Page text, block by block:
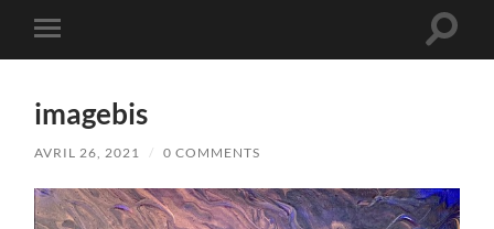
Toggle
mobile
Toggle
imagebis
AVRIL 26, 2021 / 0 COMMENTS